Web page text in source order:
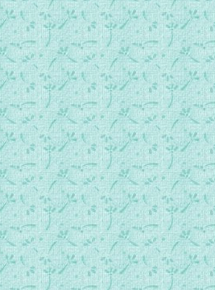
贝.mp3
把我的手举起.mp3
.mp3
唱新歌.mp3
靠的盘石.mp3
和平的君王.mp3
天父.mp3
」园内的祈祷（圣经节录）.mp3